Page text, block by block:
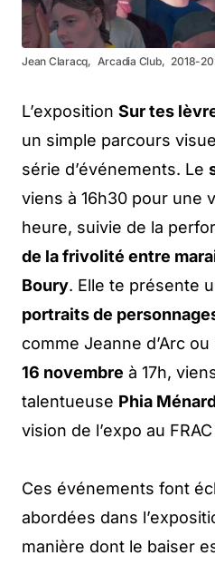
Jean Claracq, Arcadia Club, 2018-
L’exposition Sur tes
un simple parcours
série d’événements. Le
viens à 16h30 pour une
heure, suivie de la
de la frivolité entre
Boury. Elle te présente
portraits de
comme Jeanne d’Arc
16 novembre à 17h,
talentueuse Phia
vision de l’expo au
Ces événements font
abordées dans
manière dont le baiser